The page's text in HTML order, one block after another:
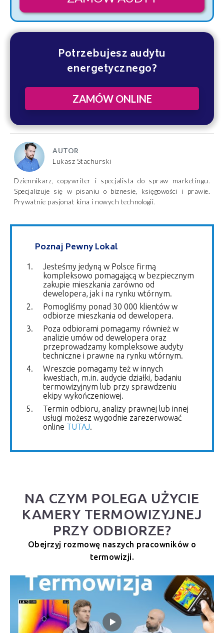
Potrzebujesz audytu
energetycznego?
ZAMÓW ONLINE
AUTOR
Lukasz Stachurski
Dziennikarz, copywriter i specjalista do spraw marketingu.
Specjalizuje się w pisaniu o biznesie, księgowości i prawie.
Prywatnie pasjonat kina i nowych technologii.
Poznaj Pewny Lokal
Jesteśmy jedyną w Polsce firmą
kompleksowo pomagającą w bezpiecznym
zakupie mieszkania zarówno od
dewelopera, jak i na rynku wtórnym.
Pomogliśmy ponad 30 000 klientów w
odbiorze mieszkania od dewelopera.
Poza odbiorami pomagamy również w
analizie umów od dewelopera oraz
przeprowadzamy kompleksowe audyty
techniczne i prawne na rynku wtórnym.
Wreszcie pomagamy też w innych
kwestiach, m.in. audycie działki, badaniu
termowizyjnym lub przy sprawdzeniu
ekipy wykończeniowej.
Termin odbioru, analizy prawnej lub innej
usługi możesz wygodnie zarezerwować
online TUTAJ.
NA CZYM POLEGA UŻYCIE
KAMERY TERMOWIZYJNEJ
PRZY ODBIORZE?
Obejrzyj rozmowę naszych pracowników o
termowizji.